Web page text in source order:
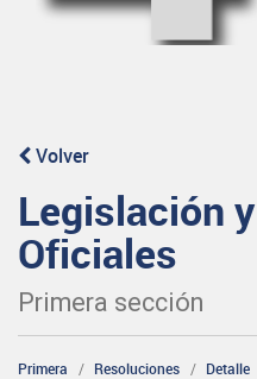
Volver
Legislación
Oficiales
Primera sección
Primera Resoluciones Detalle